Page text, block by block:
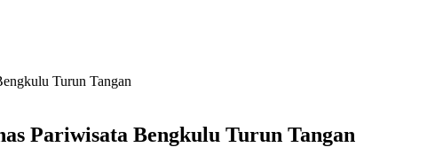
Turun Tangan
Pariwisata Bengkulu Turun Tangan